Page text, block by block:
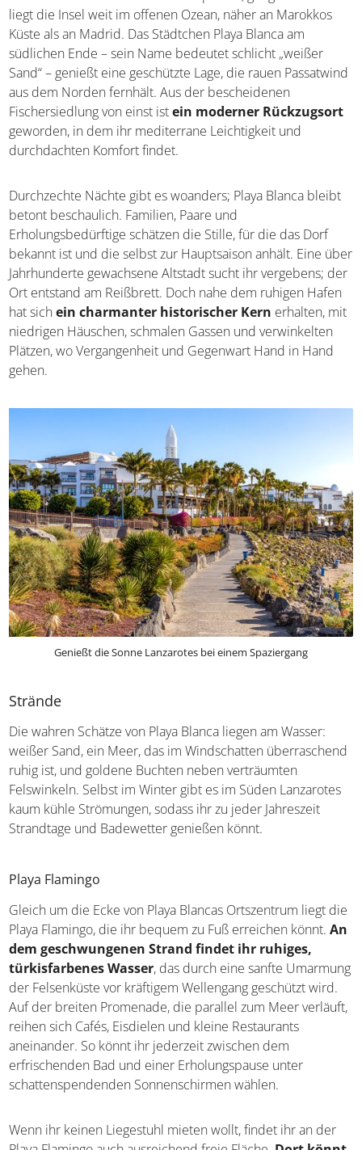
liegt die Insel weit im offenen Ozean, näher an Marokkos
Küste als an Madrid. Das Städtchen Playa Blanca am
südlichen Ende – sein Name bedeutet schlicht „weißer
Sand“ – genießt eine geschützte Lage, die rauen Passatwind
aus dem Norden fernhält. Aus der bescheidenen
Fischersiedlung von einst istein moderner Rückzugsort
geworden, in dem ihr mediterrane Leichtigkeit und
durchdachten Komfort findet.
Durchzechte Nächte gibt es woanders; Playa Blanca bleibt
betont beschaulich. Familien, Paare und
Erholungsbedürftige schätzen die Stille, für die das Dorf
bekannt ist und die selbst zur Hauptsaison anhält. Eine über
Jahrhunderte gewachsene Altstadt sucht ihr vergebens; der
Ort entstand am Reißbrett. Doch nahe dem ruhigen Hafen
hat sichein charmanter historischer Kern erhalten, mit
niedrigen Häuschen, schmalen Gassen und verwinkelten
Plätzen, wo Vergangenheit und Gegenwart Hand in Hand
gehen.
Genießt die Sonne Lanzarotes bei einem Spaziergang
Strände
Die wahren Schätze von Playa Blanca liegen am Wasser:
weißer Sand, ein Meer, das im Windschatten überraschend
ruhig ist, und goldene Buchten neben verträumten
Felswinkeln. Selbst im Winter gibt es im Süden Lanzarotes
kaum kühle Strömungen, sodass ihr zu jeder Jahreszeit
Strandtage und Badewetter genießen könnt.
Playa Flamingo
Gleich um die Ecke von Playa Blancas Ortszentrum liegt die
Playa Flamingo, die ihr bequem zu Fuß erreichen könnt.An
dem geschwungenen Strand findet ihr ruhiges,
türkisfarbenes Wasser, das durch eine sanfte Umarmung
der Felsenküste vor kräftigem Wellengang geschützt wird.
Auf der breiten Promenade, die parallel zum Meer verläuft,
reihen sich Cafés, Eisdielen und kleine Restaurants
aneinander. So könnt ihr jederzeit zwischen dem
erfrischenden Bad und einer Erholungspause unter
schattenspendenden Sonnenschirmen wählen.
Wenn ihr keinen Liegestuhl mieten wollt, findet ihr an der